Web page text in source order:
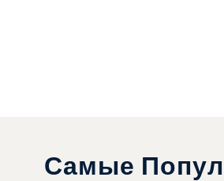
Самые